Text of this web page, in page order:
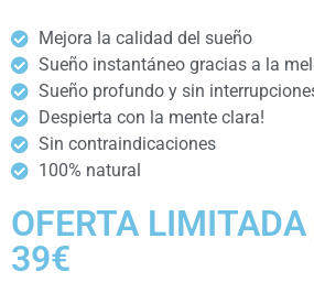
Mejora la calidad del sueño
Sueño instantáneo gracias a la
Sueño profundo y sin
Despierta con la mente clara!
Sin contraindicaciones
100% natural
OFERTA
39€